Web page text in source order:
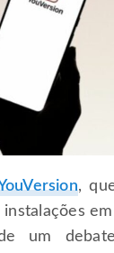
,
um debate